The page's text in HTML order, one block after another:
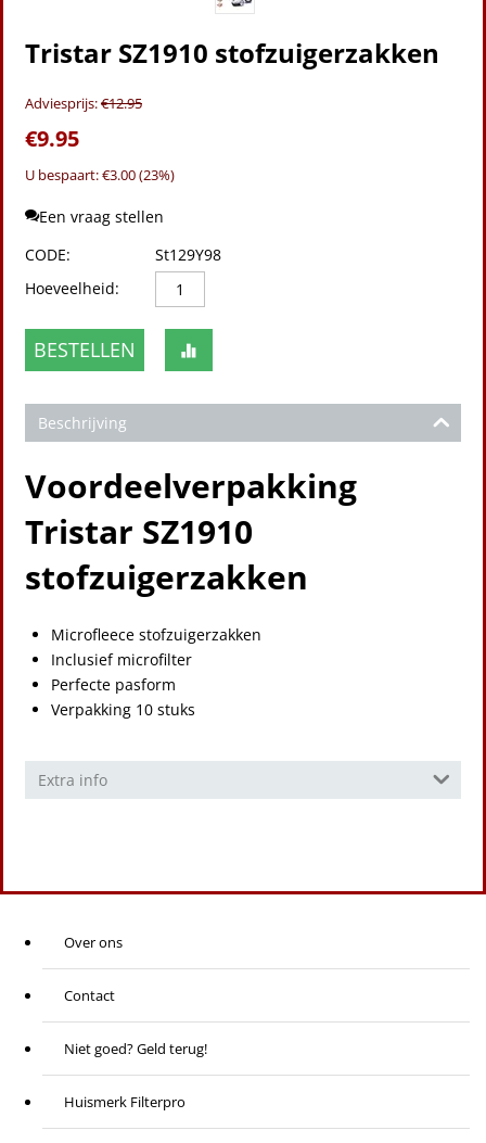
Tristar SZ1910 stofzuigerzakken
Adviesprijs:€12.95
€9.95
U bespaart: €3.00(23%)
Een vraag stellen
CODE:
St129Y98
Hoeveelheid:
BESTELLEN
Beschrijving
Voordeelverpakking
Tristar SZ1910
stofzuigerzakken
Microfleece stofzuigerzakken
Inclusief microfilter
Perfecte pasform
Verpakking 10 stuks
Extra info
Over ons
Contact
Niet goed? Geld terug!
Huismerk Filterpro